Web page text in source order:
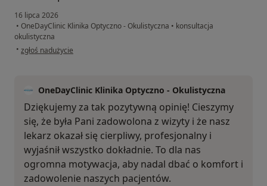
16 lipca 2026
• OneDayClinic Klinika Optyczno - Okulistyczna • konsultacja
okulistyczna
• w opinii użytkownika Violeta S.
zgłoś nadużycie
OneDayClinic Klinika Optyczno - Okulistyczna
Dziękujemy za tak pozytywną opinię! Cieszymy
się, że była Pani zadowolona z wizyty i że nasz
lekarz okazał się cierpliwy, profesjonalny i
wyjaśnił wszystko dokładnie. To dla nas
ogromna motywacja, aby nadal dbać o komfort i
zadowolenie naszych pacjentów.